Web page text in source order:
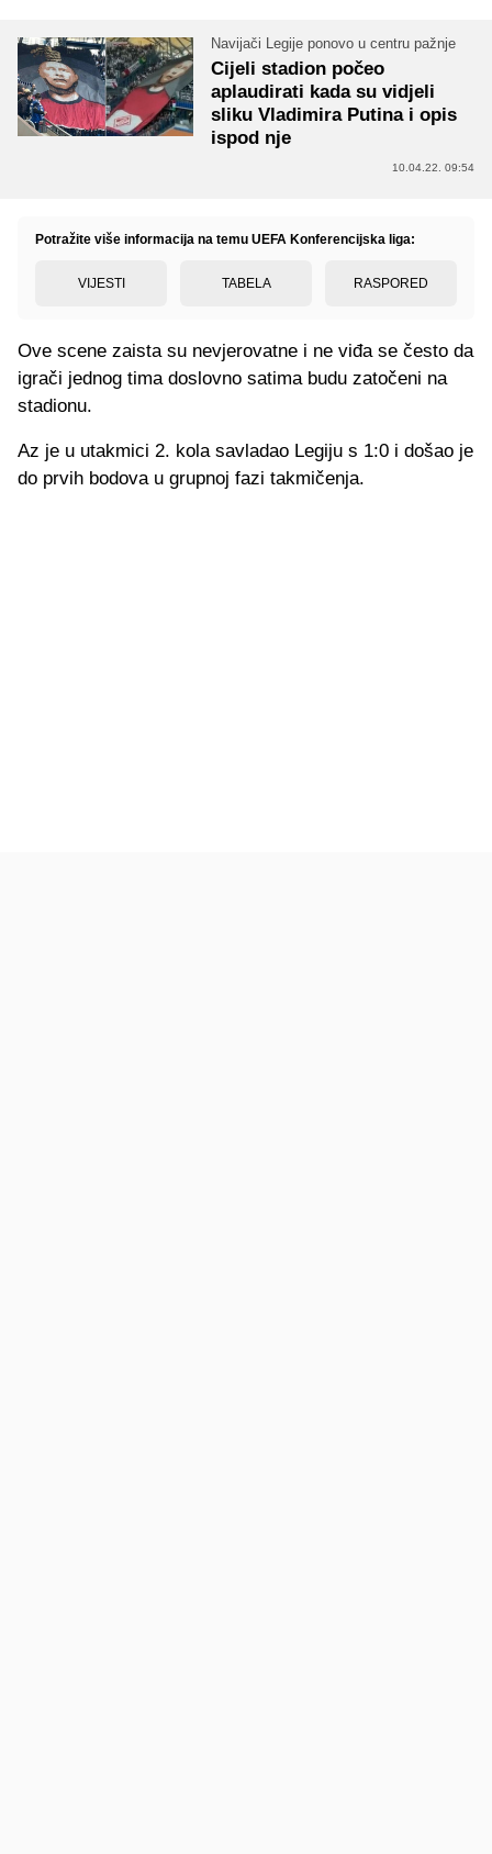
Navijači Legije ponovo u centru pažnje
Cijeli stadion počeo
aplaudirati kada su vidjeli
sliku Vladimira Putina i opis
ispod nje
10.04.22. 09:54
Potražite više informacija na temu UEFA Konferencijska liga:
VIJESTI TABELA RASPORED
Ove scene zaista su nevjerovatne i ne viđa se često da
igrači jednog tima doslovno satima budu zatočeni na
stadionu.
Az je u utakmici 2. kola savladao Legiju s 1:0 i došao je
do prvih bodova u grupnoj fazi takmičenja.